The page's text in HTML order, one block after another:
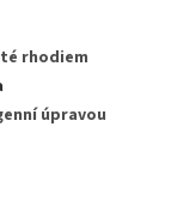
rhodiem
úpravou